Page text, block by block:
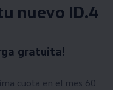
nuevo ID.4
gratuita!
cuota en el mes 60